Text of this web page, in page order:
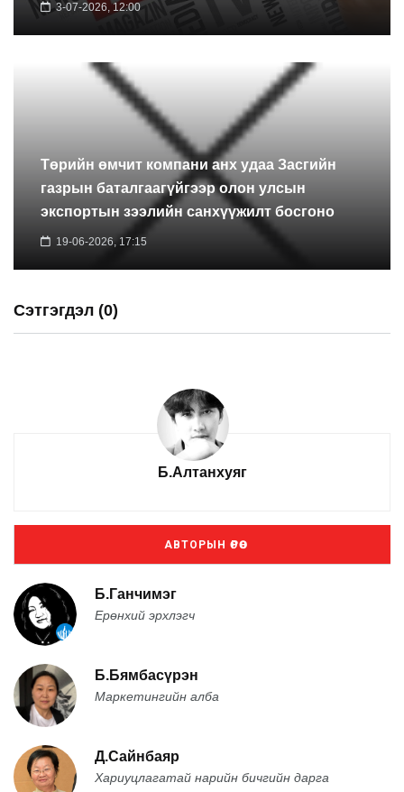
3-07-2026, 12:00
Төрийн өмчит компани анх удаа Засгийн
газрын баталгаагүйгээр олон улсын
экспортын зээлийн санхүүжилт босгоно
19-06-2026, 17:15
Сэтгэгдэл (0)
Б.Алтанхуяг
АВТОРЫН ӨРӨӨ
Б.Ганчимэг
Ерөнхий эрхлэгч
Б.Бямбасүрэн
Маркетингийн алба
Д.Сайнбаяр
Хариуцлагатай нарийн бичгийн дарга